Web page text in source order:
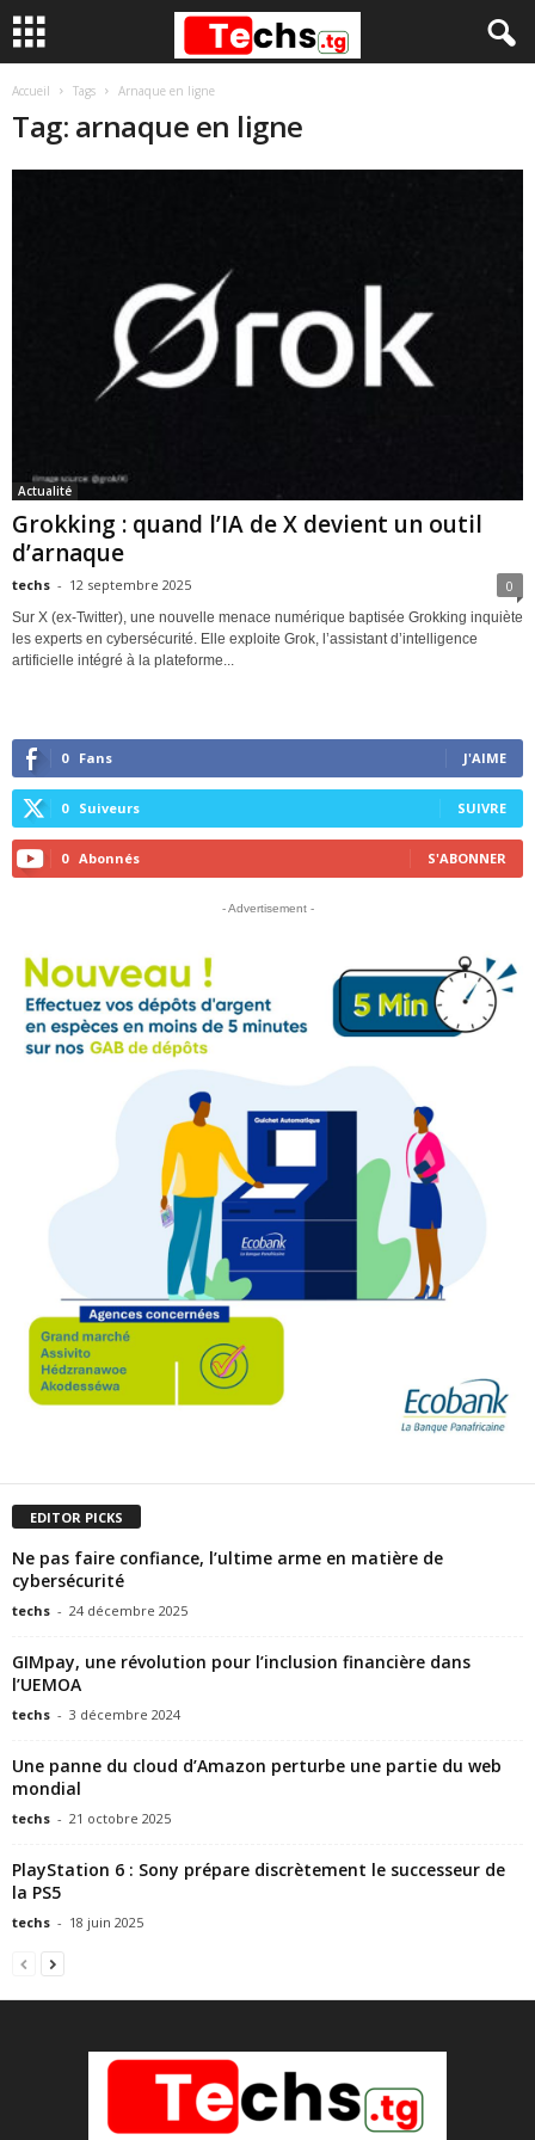
Accueil Tags Arnaque en ligne
Tag: arnaque en ligne
Actualité
Grokking : quand l’IA de X devient un outil
d’arnaque
techs - 12 septembre 2025 0
Sur X (ex-Twitter), une nouvelle menace numérique baptisée Grokking inquiète
les experts en cybersécurité. Elle exploite Grok, l’assistant d’intelligence
artificielle intégré à la plateforme...
0 Fans J'AIME
0 Suiveurs SUIVRE
0 Abonnés S'ABONNER
- Advertisement -
EDITOR PICKS
Ne pas faire confiance, l’ultime arme en matière de
cybersécurité
techs - 24 décembre 2025
GIMpay, une révolution pour l’inclusion financière dans
l’UEMOA
techs - 3 décembre 2024
Une panne du cloud d’Amazon perturbe une partie du web
mondial
techs - 21 octobre 2025
PlayStation 6 : Sony prépare discrètement le successeur de
la PS5
techs - 18 juin 2025